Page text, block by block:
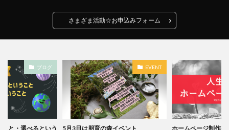
さまざま活動☆お申込みフォーム
ブログ
と・選べるという
EVENT
5月3日は朋育の森イベント
ホームページ制作